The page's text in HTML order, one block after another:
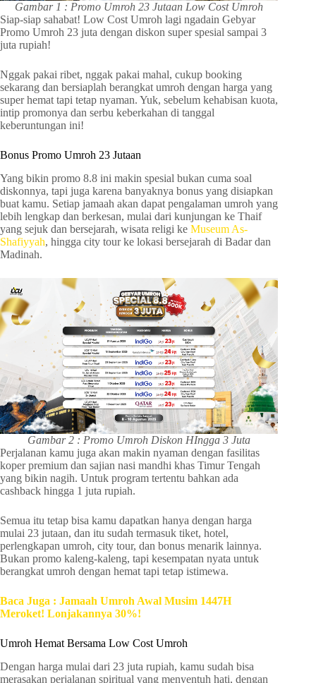
Gambar 1 : Promo Umroh 23 Jutaan Low Cost Umroh
Siap-siap sahabat! Low Cost Umroh lagi ngadain Gebyar
Promo Umroh 23 juta dengan diskon super spesial sampai 3
juta rupiah!
Nggak pakai ribet, nggak pakai mahal, cukup booking
sekarang dan bersiaplah berangkat umroh dengan harga yang
super hemat tapi tetap nyaman. Yuk, sebelum kehabisan kuota,
intip promonya dan serbu keberkahan di tanggal
keberuntungan ini!
Bonus Promo Umroh 23 Jutaan
Yang bikin promo 8.8 ini makin spesial bukan cuma soal
diskonnya, tapi juga karena banyaknya bonus yang disiapkan
buat kamu. Setiap jamaah akan dapat pengalaman umroh yang
lebih lengkap dan berkesan, mulai dari kunjungan ke Thaif
yang sejuk dan bersejarah, wisata religi ke Museum As-
Shafiyyah, hingga city tour ke lokasi bersejarah di Badar dan
Madinah.
Gambar 2 : Promo Umroh Diskon HIngga 3 Juta
Perjalanan kamu juga akan makin nyaman dengan fasilitas
koper premium dan sajian nasi mandhi khas Timur Tengah
yang bikin nagih. Untuk program tertentu bahkan ada
cashback hingga 1 juta rupiah.
Semua itu tetap bisa kamu dapatkan hanya dengan harga
mulai 23 jutaan, dan itu sudah termasuk tiket, hotel,
perlengkapan umroh, city tour, dan bonus menarik lainnya.
Bukan promo kaleng-kaleng, tapi kesempatan nyata untuk
berangkat umroh dengan hemat tapi tetap istimewa.
Baca Juga : Jamaah Umroh Awal Musim 1447H
Meroket! Lonjakannya 30%!
Umroh Hemat Bersama Low Cost Umroh
Dengan harga mulai dari 23 juta rupiah, kamu sudah bisa
merasakan perjalanan spiritual yang menyentuh hati, dengan